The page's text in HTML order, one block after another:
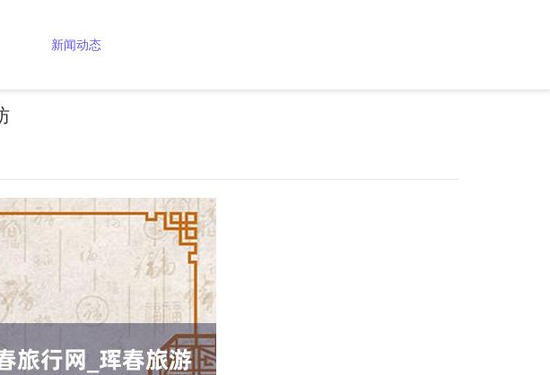
新闻动态